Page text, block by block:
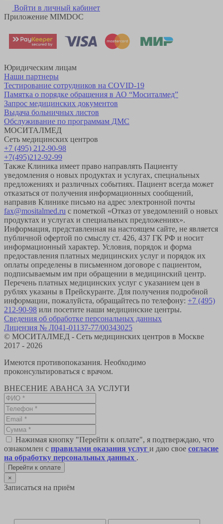
Войти в личный кабинет
Приложение MIMDOC
Юридическим лицам
Наши партнеры
Тестирование сотрудников на COVID-19
Памятка о порядке обращения в АО “Моситалмед”
Запрос медицинских документов
Выдача больничных листов
Обслуживание по программам ДМС
МОСИТАЛМЕД
Сеть медицинских центров
+7 (495) 212-90-98
+7(495)212-92-99
Также Клиника имеет право направлять Пациенту
уведомления о новых продуктах и услугах, специальных
предложениях и различных событиях. Пациент всегда может
отказаться от получения информационных сообщений,
направив Клинике письмо на адрес электронной почты
fax@mositalmed.ru с пометкой «Отказ от уведомлений о новых
продуктах и услугах и специальных предложениях».
Информация, представленная на настоящем сайте, не является
публичной офертой по смыслу ст. 426, 437 ГК РФ и носит
информационный характер. Условия, порядок и форма
предоставления платных медицинских услуг и порядок их
оплаты определены в письменном договоре с пациентом,
подписываемым им при обращении в медицинский центр.
Перечень платных медицинских услуг с указанием цен в
рублях указаны в Прейскуранте. Для получения подробной
информации, пожалуйста, обращайтесь по телефону: +7 (495)
212-90-98 или посетите наши медицинские центры.
Сведения об обработке персональных данных
Лицензия № Л041-01137-77/00343025
© МОСИТАЛМЕД - Сеть медицинских центров в Москве
2017 - 2026
Имеются противопоказания. Необходимо
проконсультироваться с врачом.
ВНЕСЕНИЕ АВАНСА ЗА УСЛУГИ
Нажимая кнопку "Перейти к оплате", я подтверждаю, что
ознакомлен с правилами оказания услуг и даю свое согласие
на обработку персональных данных .
Перейти к оплате
×
Записаться на приём